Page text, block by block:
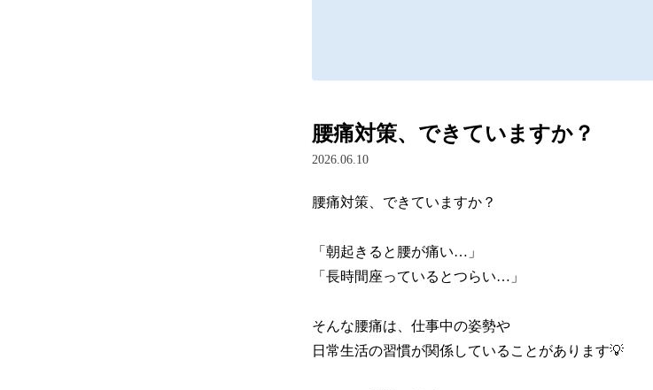
腰痛対策、できていますか？
2026.06.10
腰痛対策、できていますか？
「朝起きると腰が痛い…」
「長時間座っているとつらい…」
そんな腰痛は、仕事中の姿勢や
日常生活の習慣が関係していることがあります💡